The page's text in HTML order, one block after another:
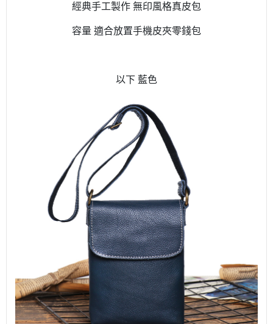
經典手工製作 無印風格真皮包
容量 適合放置手機皮夾零錢包
以下 藍色